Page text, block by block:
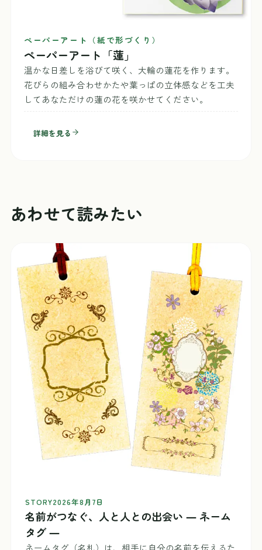
ペーパーアート（紙で形づくり）
ペーパーアート「蓮」
温かな日差しを浴びて咲く、大輪の蓮花を作ります。
花びらの組み合わせかたや葉っぱの立体感などを工夫
してあなただけの蓮の花を咲かせてください。
詳細を見る
あわせて読みたい
STORY2026年8月7日
名前がつなぐ、人と人との出会い ― ネーム
タグ ―
ネームタグ（名札）は、相手に自分の名前を伝えるた